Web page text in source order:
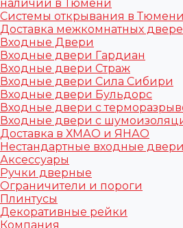
наличии в Тюмени
Системы открывания в Тюмени
Доставка межкомнатных
Входные Двери
Входные двери Гардиан
Входные двери Страж
Входные двери Сила Сибири
Входные двери Бульдорс
Входные двери с
Входные двери с
Доставка в ХМАО и ЯНАО
Нестандартные входные двери
Аксессуары
Ручки дверные
Ограничители и пороги
Плинтусы
Декоративные рейки
Компания